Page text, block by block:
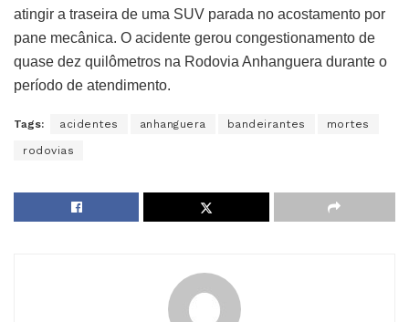
atingir a traseira de uma SUV parada no acostamento por
pane mecânica. O acidente gerou congestionamento de
quase dez quilômetros na Rodovia Anhanguera durante o
período de atendimento.
Tags: acidentes anhanguera bandeirantes mortes
rodovias